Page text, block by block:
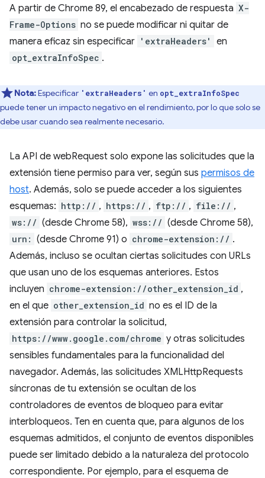
A partir de Chrome 89, el encabezado de respuesta X-
Frame-Options no se puede modificar ni quitar de
manera eficaz sin especificar 'extraHeaders' en
opt_extraInfoSpec .
Nota:Especificar 'extraHeaders' en opt_extraInfoSpec
puede tener un impacto negativo en el rendimiento, por lo que solo se
debe usar cuando sea realmente necesario.
La API de webRequest solo expone las solicitudes que la
extensión tiene permiso para ver, según sus permisos de
host. Además, solo se puede acceder a los siguientes
esquemas: http:// , https:// , ftp:// , file:// ,
ws:// (desde Chrome 58), wss:// (desde Chrome 58),
urn: (desde Chrome 91) o chrome-extension:// .
Además, incluso se ocultan ciertas solicitudes con URLs
que usan uno de los esquemas anteriores. Estos
incluyen chrome-extension://other_extension_id ,
en el que other_extension_id no es el ID de la
extensión para controlar la solicitud,
https://www.google.com/chrome y otras solicitudes
sensibles fundamentales para la funcionalidad del
navegador. Además, las solicitudes XMLHttpRequests
síncronas de tu extensión se ocultan de los
controladores de eventos de bloqueo para evitar
interbloqueos. Ten en cuenta que, para algunos de los
esquemas admitidos, el conjunto de eventos disponibles
puede ser limitado debido a la naturaleza del protocolo
correspondiente. Por ejemplo, para el esquema de